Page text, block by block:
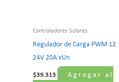
Controladores Solares
Regulador de Carga PWM 12
24V 20A xUn
$39.313
Agregar al